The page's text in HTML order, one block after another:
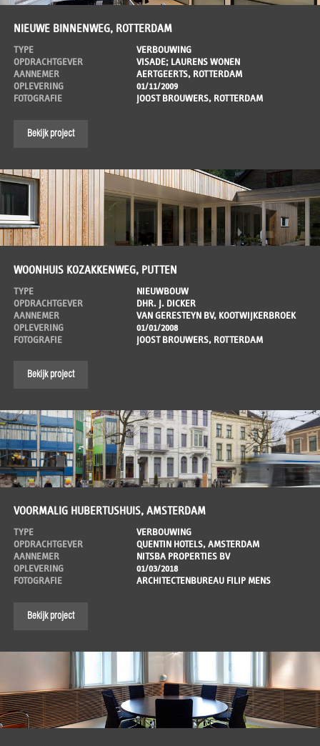
NIEUWE BINNENWEG, ROTTERDAM
TYPE
VERBOUWING
OPDRACHTGEVER
VISADE; LAURENS WONEN
AANNEMER
AERTGEERTS, ROTTERDAM
OPLEVERING
01/11/2009
FOTOGRAFIE
JOOST BROUWERS, ROTTERDAM
Bekijk project
WOONHUIS KOZAKKENWEG, PUTTEN
TYPE
NIEUWBOUW
OPDRACHTGEVER
DHR. J. DICKER
AANNEMER
VAN GERESTEYN BV, KOOTWIJKERBROEK
OPLEVERING
01/01/2008
FOTOGRAFIE
JOOST BROUWERS, ROTTERDAM
Bekijk project
VOORMALIG HUBERTUSHUIS, AMSTERDAM
TYPE
VERBOUWING
OPDRACHTGEVER
QUENTIN HOTELS, AMSTERDAM
AANNEMER
NITSBA PROPERTIES BV
OPLEVERING
01/03/2018
FOTOGRAFIE
ARCHITECTENBUREAU FILIP MENS
Bekijk project